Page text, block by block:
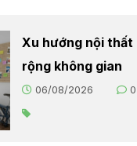
Xu hướng nội thất
rộng không gian
06/08/2026 0